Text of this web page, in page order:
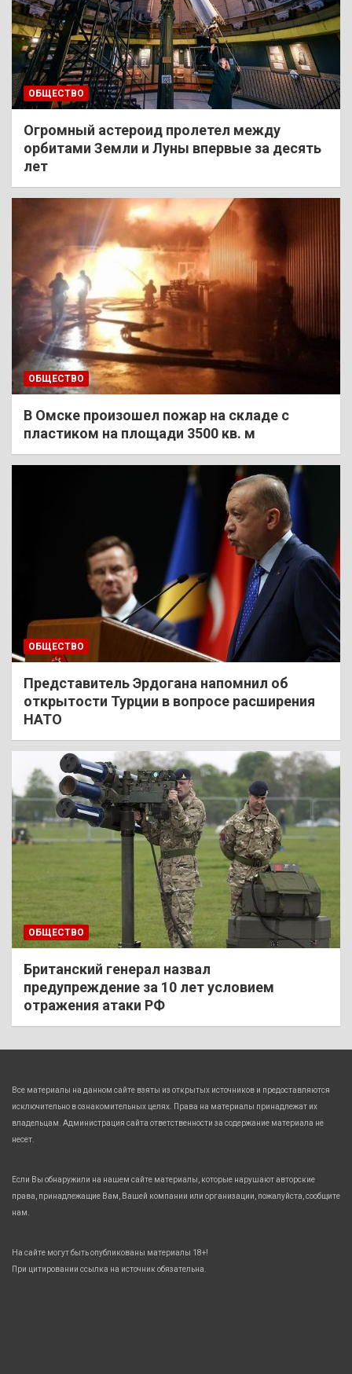
ОБЩЕСТВО
Огромный астероид пролетел между
орбитами Земли и Луны впервые за десять
лет
ОБЩЕСТВО
В Омске произошел пожар на складе с
пластиком на площади 3500 кв. м
ОБЩЕСТВО
Представитель Эрдогана напомнил об
открытости Турции в вопросе расширения
НАТО
ОБЩЕСТВО
Британский генерал назвал
предупреждение за 10 лет условием
отражения атаки РФ
Все материалы на данном сайте взяты из открытых источников и предоставляются
исключительно в ознакомительных целях. Права на материалы принадлежат их
владельцам. Администрация сайта ответственности за содержание материала не
несет.
Если Вы обнаружили на нашем сайте материалы, которые нарушают авторские
права, принадлежащие Вам, Вашей компании или организации, пожалуйста, сообщите
нам.
На сайте могут быть опубликованы материалы 18+!
При цитировании ссылка на источник обязательна.